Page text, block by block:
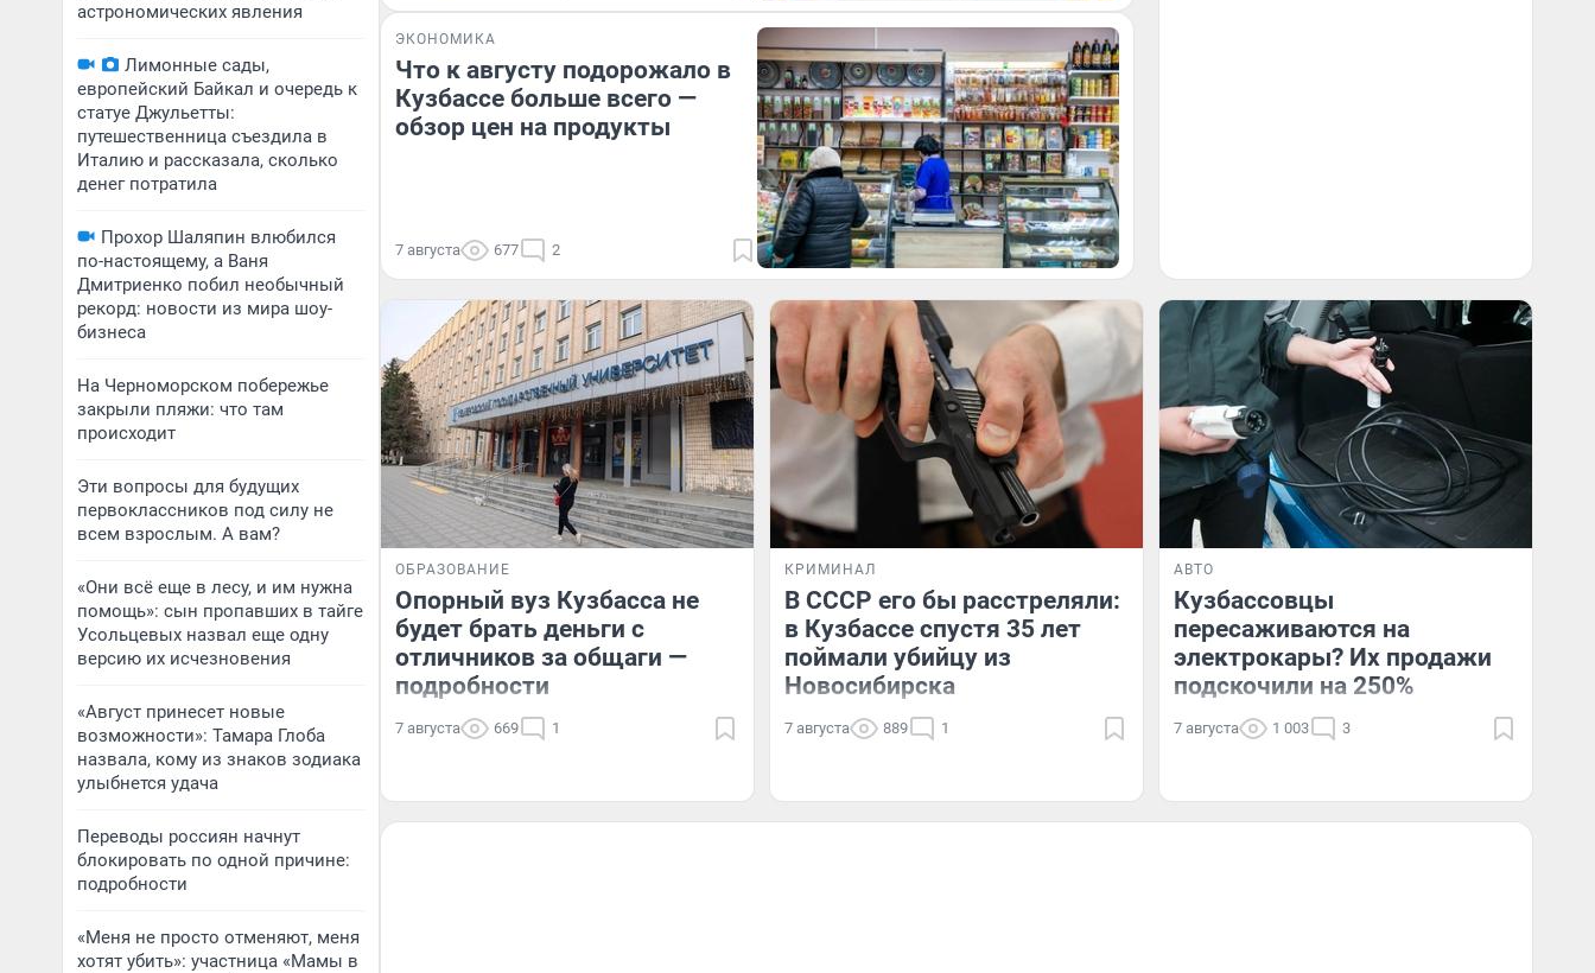
астрономических явления
Лимонные сады,
европейский Байкал и очередь к
статуе Джульетты:
путешественница съездила в
Италию и рассказала, сколько
денег потратила
Прохор Шаляпин влюбился
по-настоящему, а Ваня
Дмитриенко побил необычный
рекорд: новости из мира шоу-
бизнеса
На Черноморском побережье
закрыли пляжи: что там
происходит
Эти вопросы для будущих
первоклассников под силу не
всем взрослым. А вам?
«Они всё еще в лесу, и им нужна
помощь»: сын пропавших в тайге
Усольцевых назвал еще одну
версию их исчезновения
«Август принесет новые
возможности»: Тамара Глоба
назвала, кому из знаков зодиака
улыбнется удача
Переводы россиян начнут
блокировать по одной причине:
подробности
«Меня не просто отменяют, меня
хотят убить»: участница «Мамы в
ЭКОНОМИКА
Что к августу подорожало в
Кузбассе больше всего —
обзор цен на продукты
7 августа 677 2
ОБРАЗОВАНИЕ
Опорный вуз Кузбасса не
будет брать деньги с
отличников за общаги —
подробности
7 августа 669 1
КРИМИНАЛ
В СССР его бы расстреляли:
в Кузбассе спустя 35 лет
поймали убийцу из
Новосибирска
7 августа 889 1
АВТО
Кузбассовцы
пересаживаются на
электрокары? Их продажи
подскочили на 250%
7 августа 1 003 3